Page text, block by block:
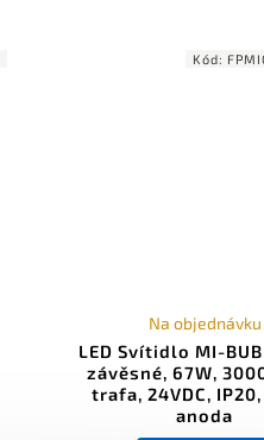
osvětlení včetně
LED Svítidlo MI-
závěsné, 67W,
trafa, 24VDC,
anoda
Na objednávku
Kód: